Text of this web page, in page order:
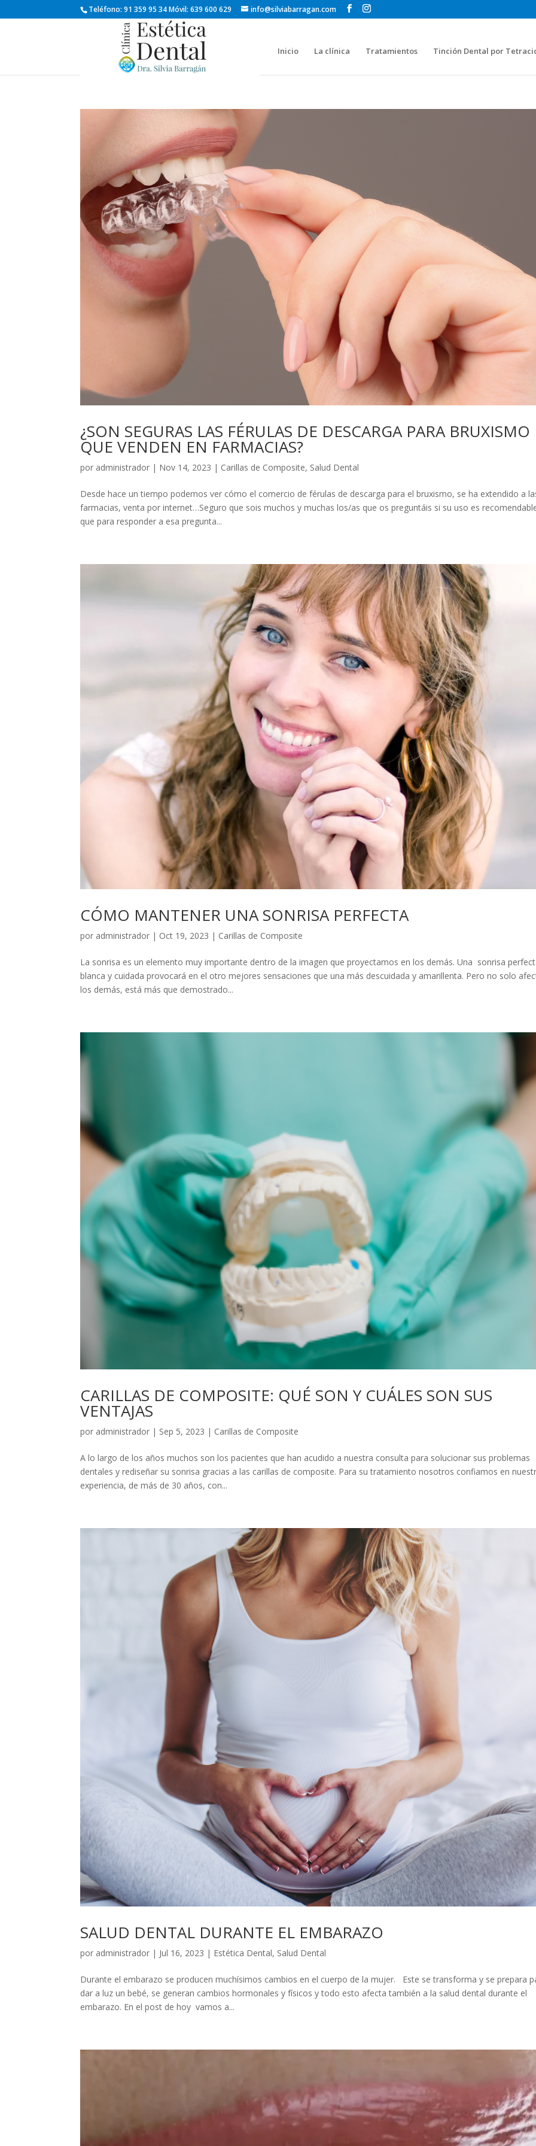
Teléfono: 91 359 95 34 Móvil: 639 600 629 info@silviabarragan.com
Inicio La clínica Tratamientos Tinción Dental por
¿SON SEGURAS LAS FÉRULAS DE DESCARGA PARA BRUXISMO
QUE VENDEN EN FARMACIAS?
por administrador | Nov 14, 2023 | Carillas de Composite, Salud Dental
Desde hace un tiempo podemos ver cómo el comercio de férulas de descarga para el bruxismo, se ha extendido a
farmacias, venta por internet…Seguro que sois muchos y muchas los/as que os preguntáis si su uso es
que para responder a esa pregunta...
CÓMO MANTENER UNA SONRISA PERFECTA
por administrador | Oct 19, 2023 | Carillas de Composite
La sonrisa es un elemento muy importante dentro de la imagen que proyectamos en los demás. Una sonrisa
blanca y cuidada provocará en el otro mejores sensaciones que una más descuidada y amarillenta. Pero no solo
los demás, está más que demostrado...
CARILLAS DE COMPOSITE: QUÉ SON Y CUÁLES SON SUS
VENTAJAS
por administrador | Sep 5, 2023 | Carillas de Composite
A lo largo de los años muchos son los pacientes que han acudido a nuestra consulta para solucionar sus problemas
dentales y rediseñar su sonrisa gracias a las carillas de composite. Para su tratamiento nosotros confiamos en
experiencia, de más de 30 años, con...
SALUD DENTAL DURANTE EL EMBARAZO
por administrador | Jul 16, 2023 | Estética Dental, Salud Dental
Durante el embarazo se producen muchísimos cambios en el cuerpo de la mujer. Este se transforma y se prepara
dar a luz un bebé, se generan cambios hormonales y físicos y todo esto afecta también a la salud dental durante el
embarazo. En el post de hoy vamos a...